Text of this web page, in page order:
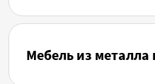
Мебель из металла